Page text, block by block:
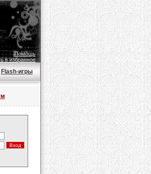
Помощь
в избранное
Flash-игры